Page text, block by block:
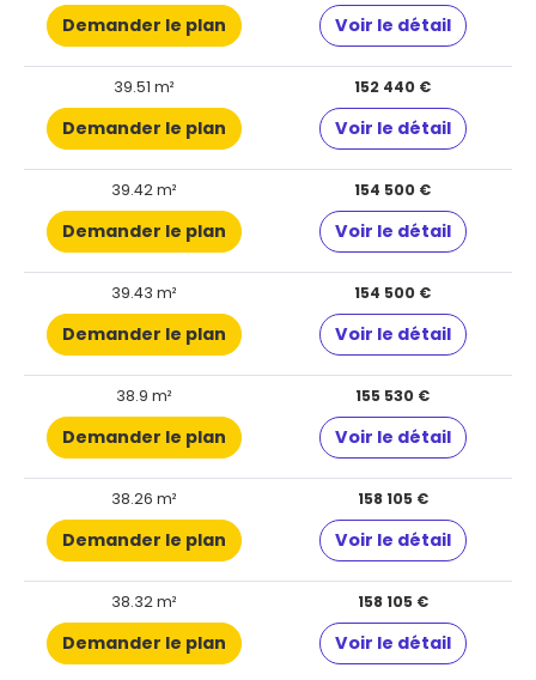
Demander le plan Voir le détail
39.51 m² 152 440 €
Demander le plan Voir le détail
39.42 m² 154 500 €
Demander le plan Voir le détail
39.43 m² 154 500 €
Demander le plan Voir le détail
38.9 m² 155 530 €
Demander le plan Voir le détail
38.26 m² 158 105 €
Demander le plan Voir le détail
38.32 m² 158 105 €
Demander le plan Voir le détail